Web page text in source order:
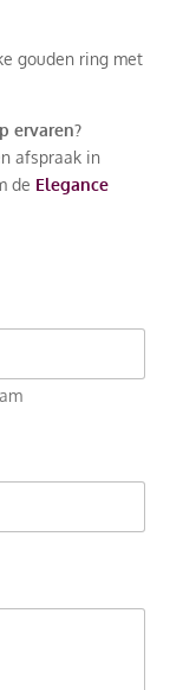
gouden ring met
ervaren?
afspraak in
de Elegance